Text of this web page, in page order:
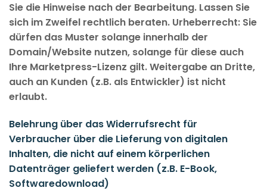
Sie die Hinweise nach der Bearbeitung. Lassen Sie
sich im Zweifel rechtlich beraten. Urheberrecht: Sie
dürfen das Muster solange innerhalb der
Domain/Website nutzen, solange für diese auch
Ihre Marketpress-Lizenz gilt. Weitergabe an Dritte,
auch an Kunden (z.B. als Entwickler) ist nicht
erlaubt.
Belehrung über das Widerrufsrecht für
Verbraucher über die Lieferung von digitalen
Inhalten, die nicht auf einem körperlichen
Datenträger geliefert werden (z.B. E-Book,
Softwaredownload)